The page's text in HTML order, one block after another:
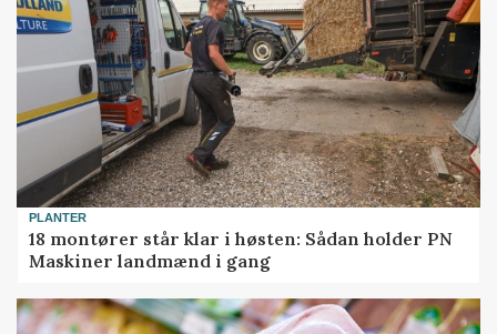
PLANTER
18 montører står klar i høsten: Sådan holder PN
Maskiner landmænd i gang